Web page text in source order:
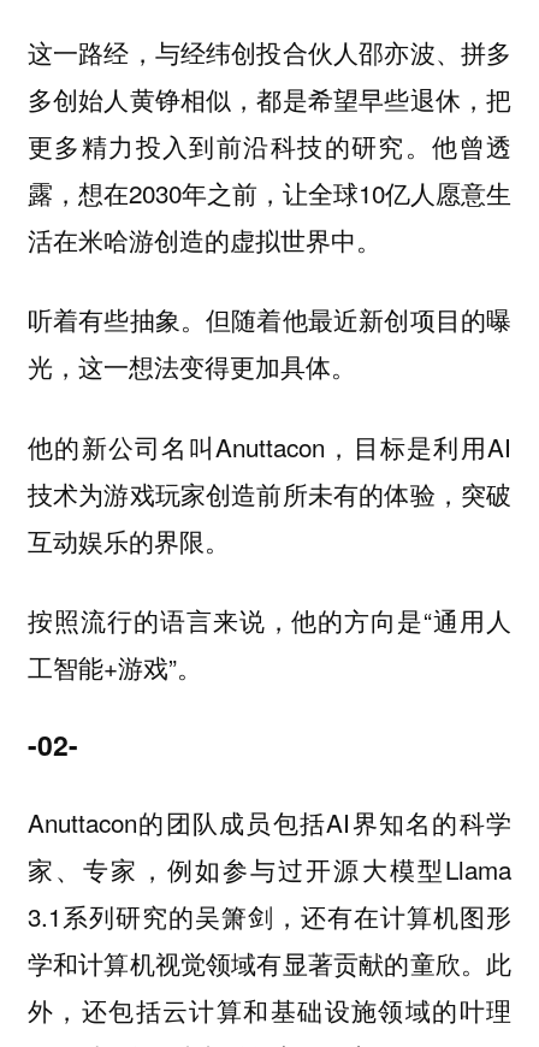
这一路经，与经纬创投合伙人邵亦波、拼多
多创始人黄铮相似，都是希望早些退休，把
更多精力投入到前沿科技的研究。他曾透
露，想在2030年之前，让全球10亿人愿意生
活在米哈游创造的虚拟世界中。
听着有些抽象。但随着他最近新创项目的曝
光，这一想法变得更加具体。
他的新公司名叫Anuttacon，目标是利用AI
技术为游戏玩家创造前所未有的体验，突破
互动娱乐的界限。
按照流行的语言来说，他的方向是“通用人
工智能+游戏”。
-02-
Anuttacon的团队成员包括AI界知名的科学
家、专家，例如参与过开源大模型Llama
3.1系列研究的吴箫剑，还有在计算机图形
学和计算机视觉领域有显著贡献的童欣。此
外，还包括云计算和基础设施领域的叶理